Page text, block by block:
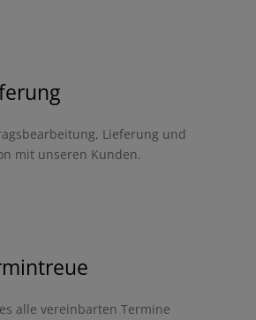
Lieferung und
mit unseren Kunden.
alle vereinbarten Termine